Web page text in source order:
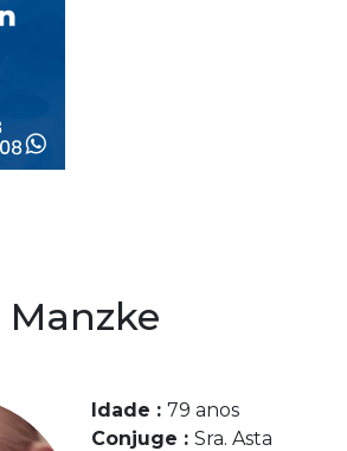
Idade : 79 anos
Conjuge : Sra. Asta